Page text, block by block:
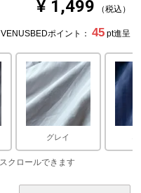
¥ 1,499 税込
VENUSBEDポイント： 45 pt進呈
グレイ